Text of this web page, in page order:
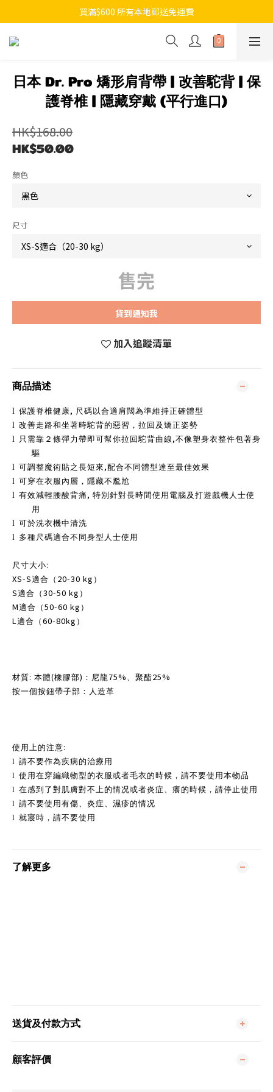
買滿$600 所有本地郵送免運費
日本 Dr. Pro 矯形肩背帶 | 改善駝背 | 保
護脊椎 | 隱藏穿戴 (平行進口)
HK$168.00
HK$50.00
顏色
尺寸
售完
貨到通知我
加入追蹤清單
商品描述
l 保護脊椎健康, 尺碼以合適肩闊為準維持正確體型
l 改善走路和坐著時駝背的惡習，拉回及矯正姿勢
l 只需靠２條彈力帶即可幫你拉回駝背曲線 ,不像塑身衣整件包著身
驅
l 可調整魔術貼之長短來 ,配合不同體型達至最佳效果
l 可穿在衣服內層，隱藏不尷尬
l 有效減輕腰酸背痛 , 特別針對長時間使用電腦及打遊戲機人士使
用
l 可於洗衣機中清洗
l 多種尺碼適合不同身型人士使用
尺寸大小:
XS-S適合（ 20-30 kg ）
S適合（ 30-50 kg ）
M適合（ 50-60 kg ）
L適合（ 60-80kg ）
材質: 本體(橡膠部) ：尼龍75% 、聚酯25%
按一個按鈕帶子部：人造革
使用上的注意:
l 請不要作為疾病的治療用
l 使用在穿編織物型的衣服或者毛衣的時候，請不要使用本物品
l 在感到了對肌膚對不上的情况或者炎症、癢的時候，請停止使用
l 請不要使用有傷、炎症、濕疹的情况
l 就寢時，請不要使用
了解更多
送貨及付款方式
顧客評價